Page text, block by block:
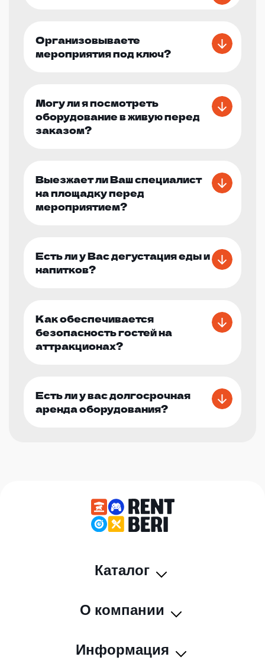
Организовываете
мероприятия под ключ?
Могу ли я посмотреть
оборудование в живую перед
заказом?
Выезжает ли Ваш специалист
на площадку перед
мероприятием?
Есть ли у Вас дегустация еды и
напитков?
Как обеспечивается
безопасность гостей на
аттракционах?
Есть ли у вас долгосрочная
аренда оборудования?
Каталог
О компании
Информация